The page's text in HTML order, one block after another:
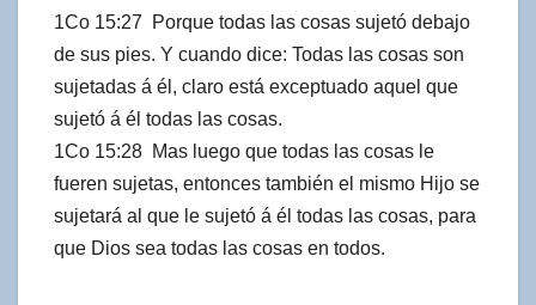
1Co 15:27 Porque todas las cosas sujetó debajo
de sus pies. Y cuando dice: Todas las cosas son
sujetadas á él, claro está exceptuado aquel que
sujetó á él todas las cosas.
1Co 15:28 Mas luego que todas las cosas le
fueren sujetas, entonces también el mismo Hijo se
sujetará al que le sujetó á él todas las cosas, para
que Dios sea todas las cosas en todos.